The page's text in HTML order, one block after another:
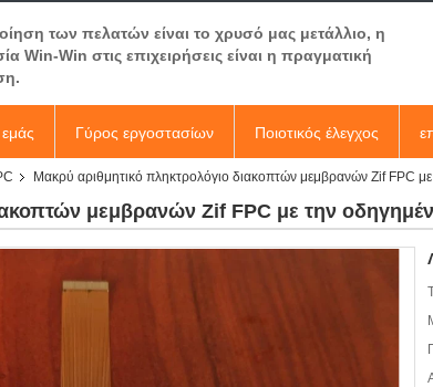
των πελατών είναι το χρυσό μας μετάλλιο, η
Win-Win στις επιχειρήσεις είναι η πραγματική
Γύρος εργοστασίων Ποιοτικός έλεγχος
Μακρύ αριθμητικό πληκτρολόγιο διακοπτών μεμβρανών Zif FPC
μεμβρανών Zif FPC με την